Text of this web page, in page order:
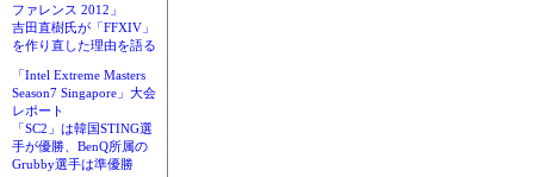
ファレンス 2012」
吉田直樹氏が「FFXIV」
を作り直した理由を語る
「Intel Extreme Masters
Season7 Singapore」大会
レポート
「SC2」は韓国STING選
手が優勝、BenQ所属の
Grubby選手は準優勝